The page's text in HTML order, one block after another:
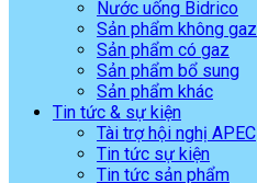
Nước uống Bidrico
Sản phẩm không gaz
Sản phẩm có gaz
Sản phẩm bổ sung
Sản phẩm khác
Tin tức & sự kiện
Tài trợ hội nghị APEC
Tin tức sự kiện
Tin tức sản phẩm